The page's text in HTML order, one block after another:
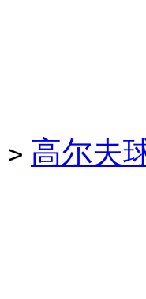
> 高尔夫